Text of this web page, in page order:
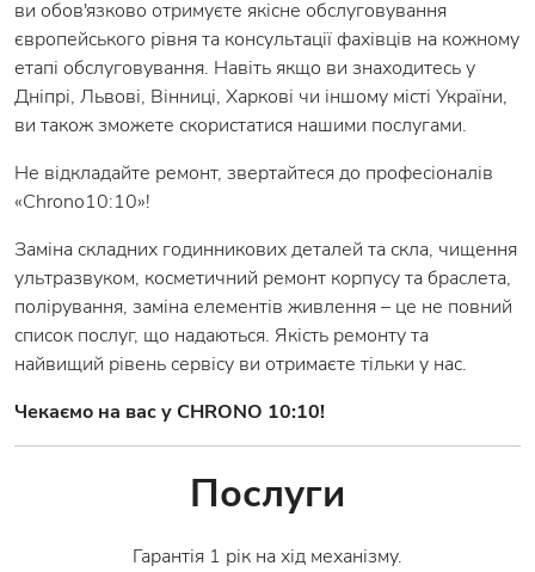
ви обов'язково отримуєте якісне обслуговування
європейського рівня та консультації фахівців на кожному
етапі обслуговування. Навіть якщо ви знаходитесь у
Дніпрі, Львові, Вінниці, Харкові чи іншому місті України,
ви також зможете скористатися нашими послугами.
Не відкладайте ремонт, звертайтеся до професіоналів
«Chrono10:10»!
Заміна складних годинникових деталей та скла, чищення
ультразвуком, косметичний ремонт корпусу та браслета,
полірування, заміна елементів живлення – це не повний
список послуг, що надаються. Якість ремонту та
найвищий рівень сервісу ви отримаєте тільки у нас.
Чекаємо на вас у CHRONO 10:10!
Послуги
Гарантія 1 рік на хід механізму.